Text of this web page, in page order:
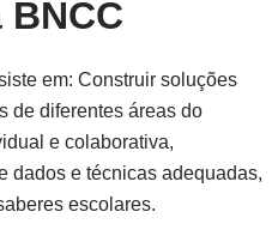
BNCC
em: Construir soluções
de diferentes áreas do
e colaborativa,
dados e técnicas adequadas,
escolares.